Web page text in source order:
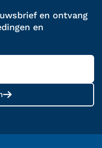
en ontvang
en